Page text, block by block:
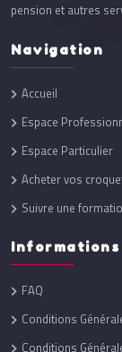
pension et autres
Navigation
Accueil
Espace
Espace Particulier
Acheter vos
Suivre une
Informations
FAQ
Conditions
Conditions